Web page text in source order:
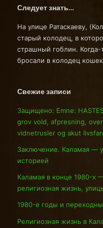
Следует знать…
На улице Ратаскаеву,
старый колодец, в
страшный гоблин.
бросали в колодец
Свежие записи
Защищено: Emne:
grov vold, afpresning,
vidnetrusler og akut
Заключение. Каламая —
историей
Каламая в конце 1980-х
религиозная жизнь,
1980-е годы и
Религиозная жизнь в